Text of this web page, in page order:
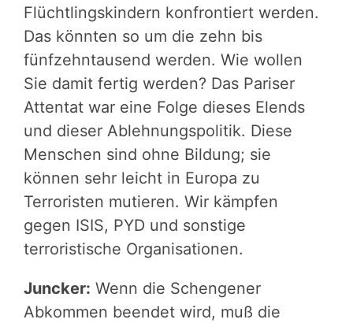
Flüchtlingskindern konfrontiert werden.
Das könnten so um die zehn bis
fünfzehntausend werden. Wie wollen
Sie damit fertig werden? Das Pariser
Attentat war eine Folge dieses Elends
und dieser Ablehnungspolitik. Diese
Menschen sind ohne Bildung; sie
können sehr leicht in Europa zu
Terroristen mutieren. Wir kämpfen
gegen ISIS, PYD und sonstige
terroristische Organisationen.
Juncker: Wenn die Schengener
Abkommen beendet wird, muß die